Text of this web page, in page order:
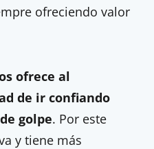
ofreciendo valor
ofrece al
de ir confiando
golpe. Por este
y tiene más